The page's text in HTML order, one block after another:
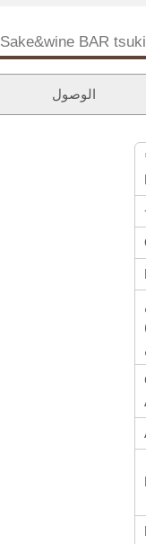
Sake&wine BAR
الوصول
حيث يُسمح فيه